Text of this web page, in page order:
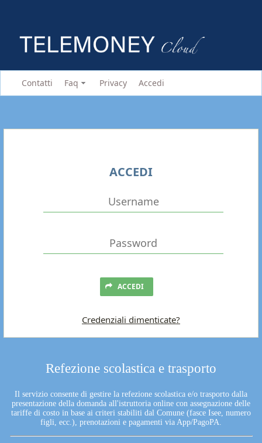
Contatti Faq Privacy Accedi
Refezione scolastica e trasporto
Il servizio consente di gestire la refezione scolastica e/o trasporto dalla
presentazione della domanda all'istruttoria online con assegnazione delle
tariffe di costo in base ai criteri stabiliti dal Comune (fasce Isee, numero
figli, ecc.), prenotazioni e pagamenti via App/PagoPA.
ACCEDI
ACCEDI
Credenziali dimenticate?